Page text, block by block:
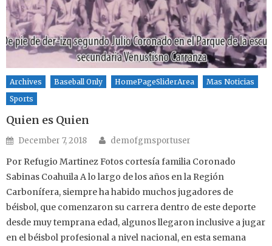
Archives Baseball Only HomePageSliderArea
Mas Noticias
Sports
Quien es Quien
Posted on
December 7, 2018 Author
demofgmsportuser
Por Refugio Martinez Fotos cortesía familia Coronado
Sabinas Coahuila A lo largo de los años en la Región
Carbonífera, siempre ha habido muchos jugadores de
béisbol, que comenzaron su carrera dentro de este deporte
desde muy temprana edad, algunos llegaron inclusive a jugar
en el béisbol profesional a nivel nacional, en esta semana